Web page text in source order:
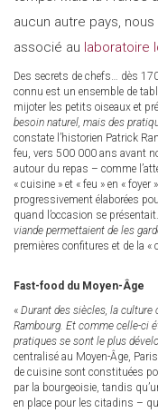
aucun autre pays,
associé au laboratoire
Des secrets de chefs… dès
connu est un ensemble de
mijoter les petits oiseaux et
besoin naturel, mais des
constate l’historien Patrick
feu, vers 500 000 ans avant
autour du repas – comme
« cuisine » et « feu » en «
progressivement élaborées
quand l’occasion se
viande permettaient de les
premières confitures et de la «
Fast-food du Moyen-Âge
« Durant des siècles, la
Rambourg. Et comme celle-ci
pratiques se sont le plus
centralisé au Moyen-Âge,
de cuisine sont constituées
par la bourgeoisie, tandis
en place pour les citadins –